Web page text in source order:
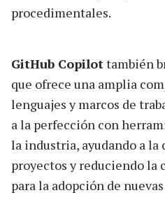
procedimentales.
GitHub Copilottambién
que ofrece una amplia
lenguajes y marcos de
a la perfección con
la industria, ayudando a la
proyectos y reduciendo la
para la adopción de